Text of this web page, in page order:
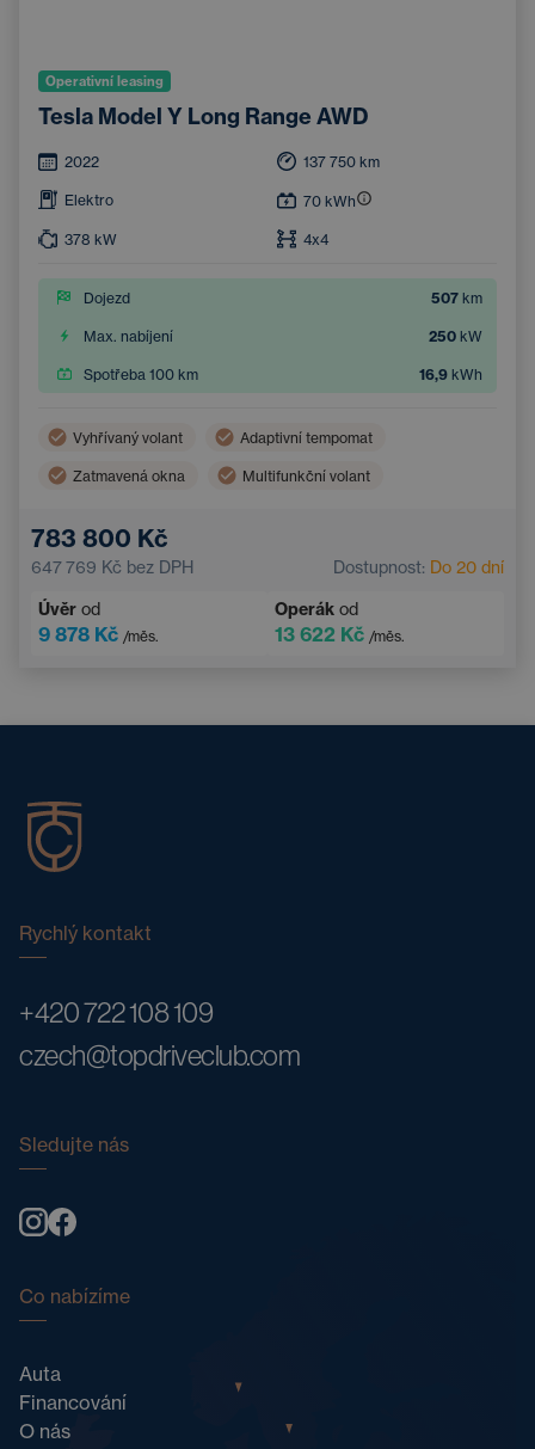
Operativní leasing
Tesla Model Y Long Range AWD
2022 137 750 km
Elektro 70 kWh
378 kW 4x4
Dojezd 507 km
Max. nabíjení 250 kW
Spotřeba 100 km 16,9 kWh
Vyhřívaný volant Adaptivní tempomat
Zatmavená okna Multifunkční volant
Elektrické ovládání kufru
783 800 Kč
647 769 Kč bez DPH Dostupnost: Do 20 dní
Úvěr od
9 878 Kč /měs.
Operák od
13 622 Kč /měs.
Rychlý kontakt
+420 722 108 109
czech@topdriveclub.com
Sledujte nás
Co nabízíme
Auta
Financování
O nás